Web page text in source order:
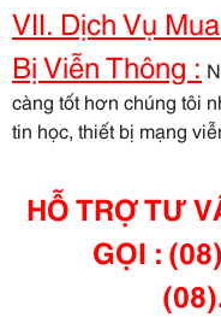
VII. Dịch Vụ
Bị Viễn Thông :
càng tốt hơn chúng tôi
tin học, thiết bị mạng
HỖ TRỢ TƯ
GỌI :